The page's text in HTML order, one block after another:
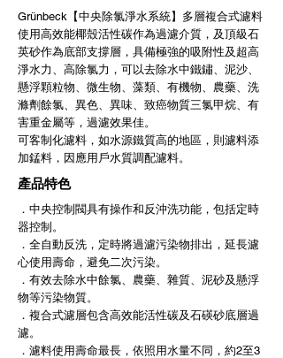
Grünbeck【中央除氯淨水系統】多層複合式濾料
使用高效能椰殼活性碳作為過濾介質，及頂級石
英砂作為底部支撐層，具備極強的吸附性及超高
淨水力、高除氯力，可以去除水中鐵鏽、泥沙、
懸浮顆粒物、微生物、藻類、有機物、農藥、洗
滌劑餘氯、異色、異味、致癌物質三氯甲烷、有
害重金屬等，過濾效果佳。
可客制化濾料，如水源鐵質高的地區，則濾料添
加錳料，因應用戶水質調配濾料。
產品特色
．中央控制閥具有操作和反沖洗功能，包括定時
器控制。
．全自動反洗，定時將過濾污染物排出，延長濾
心使用壽命，避免二次污染。
．有效去除水中餘氯、農藥、雜質、泥砂及懸浮
物等污染物質。
．複合式濾層包含高效能活性碳及石碤砂底層過
濾。
．濾料使用壽命最長，依照用水量不同，約2至3